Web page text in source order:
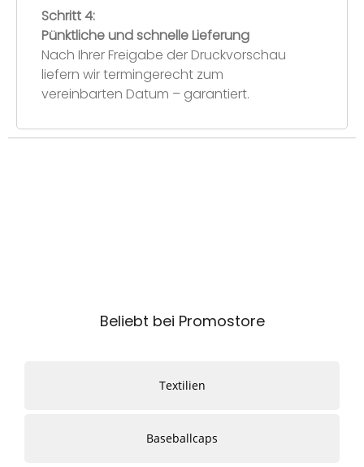
Schritt 4:
Pünktliche und schnelle Lieferung
Nach Ihrer Freigabe der Druckvorschau
liefern wir termingerecht zum
vereinbarten Datum – garantiert.
Beliebt bei Promostore
Textilien
Baseballcaps